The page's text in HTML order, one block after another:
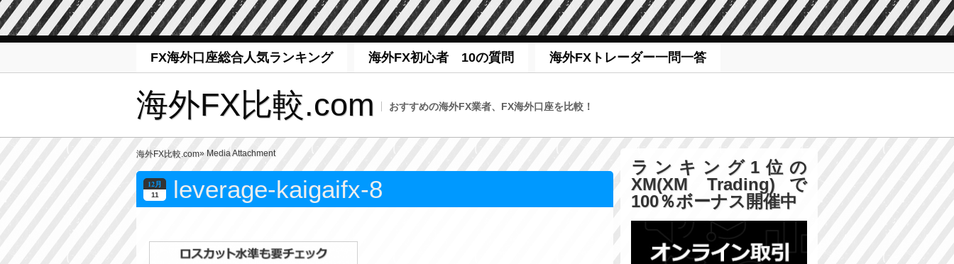
FX海外口座総合人気ランキング 海外FX初心者 10の質問 海外FXトレーダー一問一答
海外FX比較.com おすすめの海外FX業者、FX海外口座を比較！
海外FX比較.com» Media Attachment
12月
11 leverage-kaigaifx-8
ランキング1位の
XM(XM Trading)で
100％ボーナス開催中